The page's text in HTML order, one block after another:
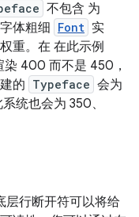
不包含 为
体粗细 Font 实
重。在 在此示例
400 而不是 450，
的 Typeface 会为
统也会为 350、
层行断开符可以将给